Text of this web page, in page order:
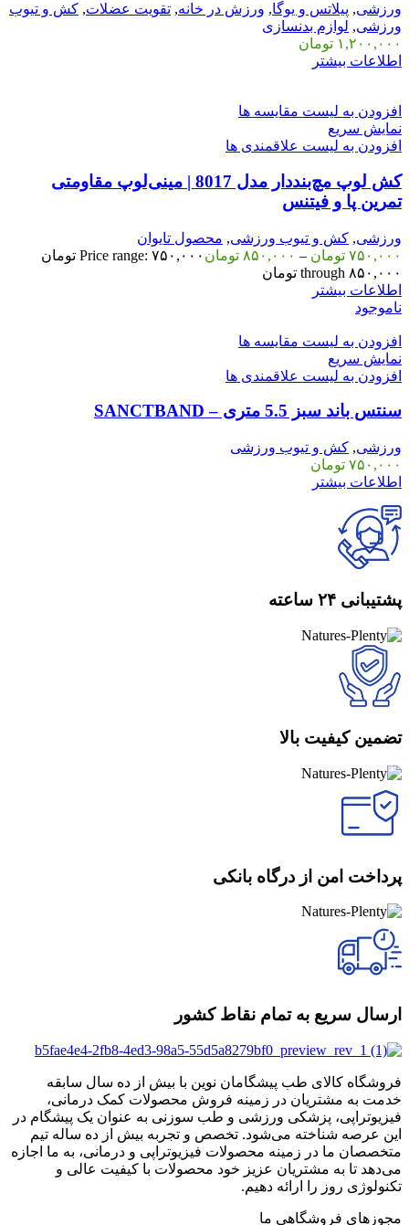
ورزشی, پیلاتس و یوگا, ورزش در خانه, تقویت عضلات, کش و تیوب
ورزشی, لوازم بدنسازی
۱,۲۰۰,۰۰۰ تومان
اطلاعات بیشتر
افزودن به لیست مقایسه ها
نمایش سریع
افزودن به لیست علاقمندی ها
کش لوپ مچ‌بنددار مدل 8017 | مینی‌لوپ مقاومتی
تمرین پا و فیتنس
ورزشی, کش و تیوب ورزشی, محصول تایوان
۷۵۰,۰۰۰ تومان – ۸۵۰,۰۰۰ تومان
Price range: ۷۵۰,۰۰۰ تومان
through ۸۵۰,۰۰۰ تومان
اطلاعات بیشتر
ناموجود
افزودن به لیست مقایسه ها
نمایش سریع
افزودن به لیست علاقمندی ها
سنتس باند سبز 5.5 متری – SANCTBAND
ورزشی, کش و تیوب ورزشی
۷۵۰,۰۰۰ تومان
اطلاعات بیشتر
پشتیبانی ۲۴ ساعته
تضمین کیفیت بالا
پرداخت امن از درگاه بانکی
ارسال سریع به تمام نقاط کشور
فروشگاه کالای طب پیشگامان نوین با بیش از ده سال سابقه
خدمت به مشتریان در زمینه فروش محصولات کمک درمانی،
فیزیوتراپی، پزشکی ورزشی و طب سوزنی به عنوان یک پیشگام در
این عرصه شناخته می‌شود. تخصص و تجربه بیش از ده ساله تیم
متخصصان ما در زمینه محصولات فیزیوتراپی و درمانی، به ما اجازه
می‌دهد تا به مشتریان عزیز خود محصولات با کیفیت عالی و
تکنولوژی روز را ارائه دهیم.
مجوزهای فروشگاهی ما